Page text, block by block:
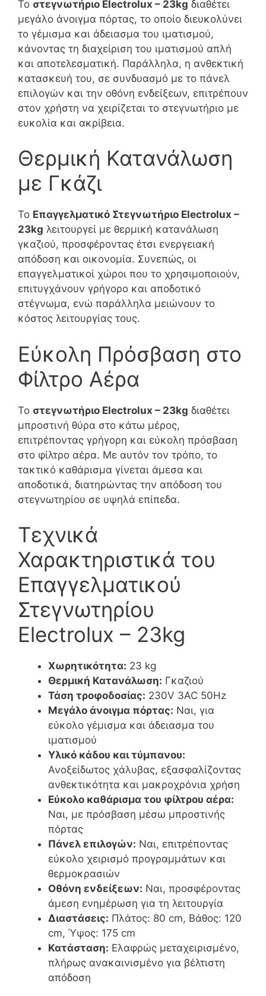
Το στεγνωτήριο Electrolux – 23kg διαθέτει
μεγάλο άνοιγμα πόρτας, το οποίο διευκολύνει
το γέμισμα και άδειασμα του ιματισμού,
κάνοντας τη διαχείριση του ιματισμού απλή
και αποτελεσματική. Παράλληλα, η ανθεκτική
κατασκευή του, σε συνδυασμό με το πάνελ
επιλογών και την οθόνη ενδείξεων, επιτρέπουν
στον χρήστη να χειρίζεται το στεγνωτήριο με
ευκολία και ακρίβεια.
Θερμική Κατανάλωση
με Γκάζι
Το Επαγγελματικό Στεγνωτήριο Electrolux –
23kg λειτουργεί με θερμική κατανάλωση
γκαζιού, προσφέροντας έτσι ενεργειακή
απόδοση και οικονομία. Συνεπώς, οι
επαγγελματικοί χώροι που το χρησιμοποιούν,
επιτυγχάνουν γρήγορο και αποδοτικό
στέγνωμα, ενώ παράλληλα μειώνουν το
κόστος λειτουργίας τους.
Εύκολη Πρόσβαση στο
Φίλτρο Αέρα
Το στεγνωτήριο Electrolux – 23kg διαθέτει
μπροστινή θύρα στο κάτω μέρος,
επιτρέποντας γρήγορη και εύκολη πρόσβαση
στο φίλτρο αέρα. Με αυτόν τον τρόπο, το
τακτικό καθάρισμα γίνεται άμεσα και
αποδοτικά, διατηρώντας την απόδοση του
στεγνωτηρίου σε υψηλά επίπεδα.
Τεχνικά
Χαρακτηριστικά του
Επαγγελματικού
Στεγνωτηρίου
Electrolux – 23kg
Χωρητικότητα: 23 kg
Θερμική Κατανάλωση: Γκαζιού
Τάση τροφοδοσίας: 230V 3AC 50Hz
Μεγάλο άνοιγμα πόρτας: Ναι, για
εύκολο γέμισμα και άδειασμα του
ιματισμού
Υλικό κάδου και τύμπανου:
Ανοξείδωτος χάλυβας, εξασφαλίζοντας
ανθεκτικότητα και μακροχρόνια χρήση
Εύκολο καθάρισμα του φίλτρου αέρα:
Ναι, με πρόσβαση μέσω μπροστινής
πόρτας
Πάνελ επιλογών: Ναι, επιτρέποντας
εύκολο χειρισμό προγραμμάτων και
θερμοκρασιών
Οθόνη ενδείξεων: Ναι, προσφέροντας
άμεση ενημέρωση για τη λειτουργία
Διαστάσεις: Πλάτος: 80 cm, Βάθος: 120
cm, Ύψος: 175 cm
Κατάσταση: Ελαφρώς μεταχειρισμένο,
πλήρως ανακαινισμένο για βέλτιστη
απόδοση